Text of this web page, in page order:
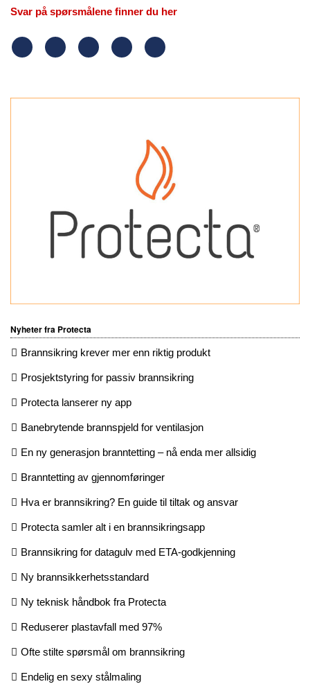
Svar på spørsmålene finner du her
Nyheter fra Protecta
Brannsikring krever mer enn riktig produkt
Prosjektstyring for passiv brannsikring
Protecta lanserer ny app
Banebrytende brannspjeld for ventilasjon
En ny generasjon branntetting – nå enda mer allsidig
Branntetting av gjennomføringer
Hva er brannsikring? En guide til tiltak og ansvar
Protecta samler alt i en brannsikringsapp
Brannsikring for datagulv med ETA-godkjenning
Ny brannsikkerhetsstandard
Ny teknisk håndbok fra Protecta
Reduserer plastavfall med 97%
Ofte stilte spørsmål om brannsikring
Endelig en sexy stålmaling